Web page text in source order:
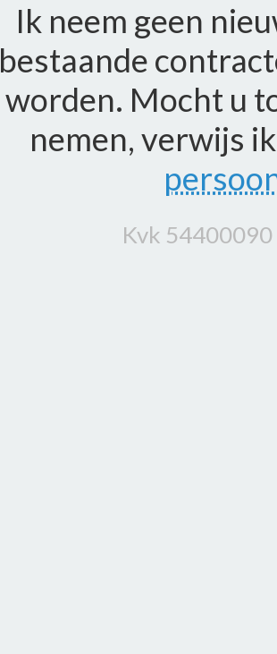
Ik neem geen
bestaande
worden. Mocht u
nemen, verwijs
Kvk